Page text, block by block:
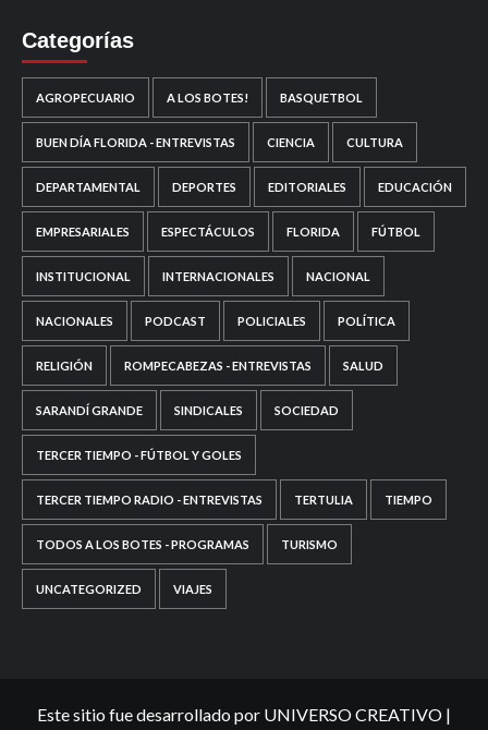
Categorías
AGROPECUARIO A LOS BOTES! BASQUETBOL
BUEN DÍA FLORIDA - ENTREVISTAS CIENCIA CULTURA
DEPARTAMENTAL DEPORTES EDITORIALES EDUCACIÓN
EMPRESARIALES ESPECTÁCULOS FLORIDA FÚTBOL
INSTITUCIONAL INTERNACIONALES NACIONAL
NACIONALES PODCAST POLICIALES POLÍTICA
RELIGIÓN ROMPECABEZAS - ENTREVISTAS SALUD
SARANDÍ GRANDE SINDICALES SOCIEDAD
TERCER TIEMPO - FÚTBOL Y GOLES
TERCER TIEMPO RADIO - ENTREVISTAS TERTULIA TIEMPO
TODOS A LOS BOTES - PROGRAMAS TURISMO
UNCATEGORIZED VIAJES
Este sitio fue desarrollado por UNIVERSO CREATIVO |